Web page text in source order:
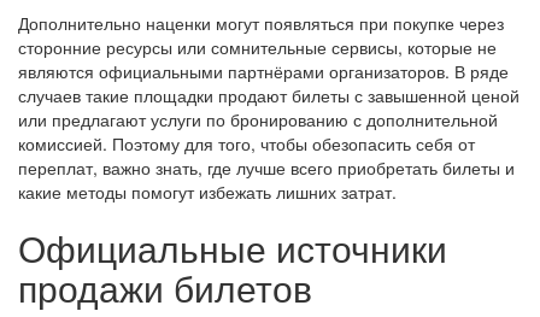
Дополнительно наценки могут появляться при покупке через
сторонние ресурсы или сомнительные сервисы, которые не
являются официальными партнёрами организаторов. В ряде
случаев такие площадки продают билеты с завышенной ценой
или предлагают услуги по бронированию с дополнительной
комиссией. Поэтому для того, чтобы обезопасить себя от
переплат, важно знать, где лучше всего приобретать билеты и
какие методы помогут избежать лишних затрат.
Официальные источники
продажи билетов